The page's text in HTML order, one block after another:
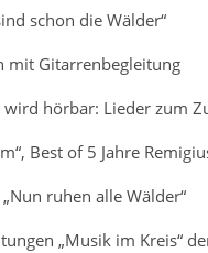
schon die Wälder“
mit Gitarrenbegleitung
hörbar: Lieder zum
Best of 5 Jahre
ruhen alle Wälder“
„Musik im Kreis“